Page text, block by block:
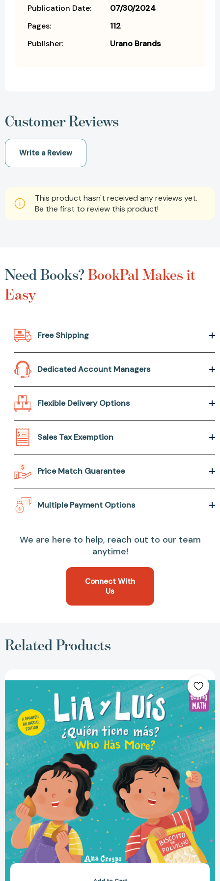
Publication Date:
07/30/2024
Pages:
112
Publisher:
Urano Brands
Customer Reviews
Write a Review
This product hasn't received any reviews yet.
Be the first to review this product!
Need Books?BookPal Makes it
Easy
Free Shipping
Dedicated Account Managers
Flexible Delivery Options
Sales Tax Exemption
Price Match Guarantee
Multiple Payment Options
We are here to help, reach out to our team
anytime!
Connect With
Us
Related Products
y
Luís:
¿Quién
Tiene
Más?
Lia
&
Luis:
Who
Has
More?
(Spanish
Bilingual
Edition)
(Storytelling
Math)
[9781623542078]